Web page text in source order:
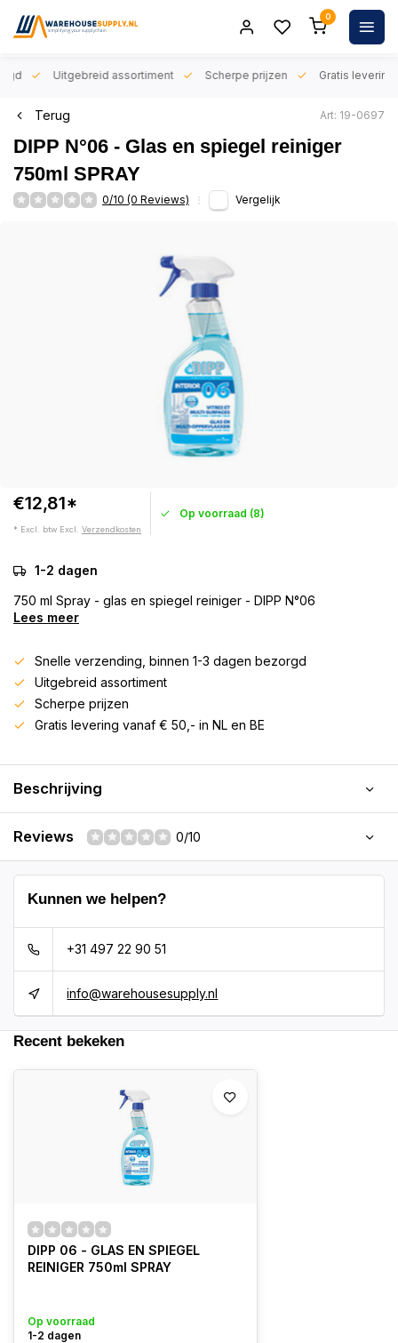
0
Uitgebreid assortiment Scherpe prijzen Gratis levering
Terug Art: 19-0697
DIPP N°06 - Glas en spiegel reiniger
750ml SPRAY
0/10 (0 Reviews) Vergelijk
€12,81*
* Excl. btw Excl. Verzendkosten
Op voorraad (8)
1-2 dagen
750 ml Spray - glas en spiegel reiniger - DIPP N°06
Lees meer
Snelle verzending, binnen 1-3 dagen bezorgd
Uitgebreid assortiment
Scherpe prijzen
Gratis levering vanaf € 50,- in NL en BE
Beschrijving
Reviews 0/10
Kunnen we helpen?
+31 497 22 90 51
info@warehousesupply.nl
Recent bekeken
DIPP 06 - GLAS EN SPIEGEL
REINIGER 750ml SPRAY
Op voorraad
1-2 dagen